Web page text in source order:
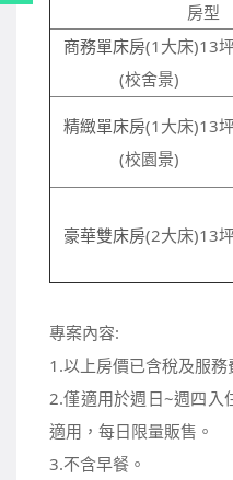
房型
商務單床房(1大床)13
(校舍景)
精緻單床房(1大床)13
(校園景)
豪華雙床房(2大床)13
專案內容:
1.以上房價已含稅及服務
2.僅適用於週日~週四入
適用，每日限量販售。
3.不含早餐。